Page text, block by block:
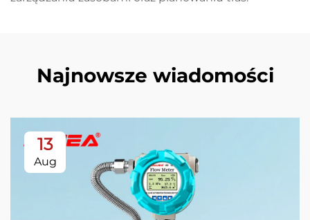
Najnowsze wiadomości
13
Aug